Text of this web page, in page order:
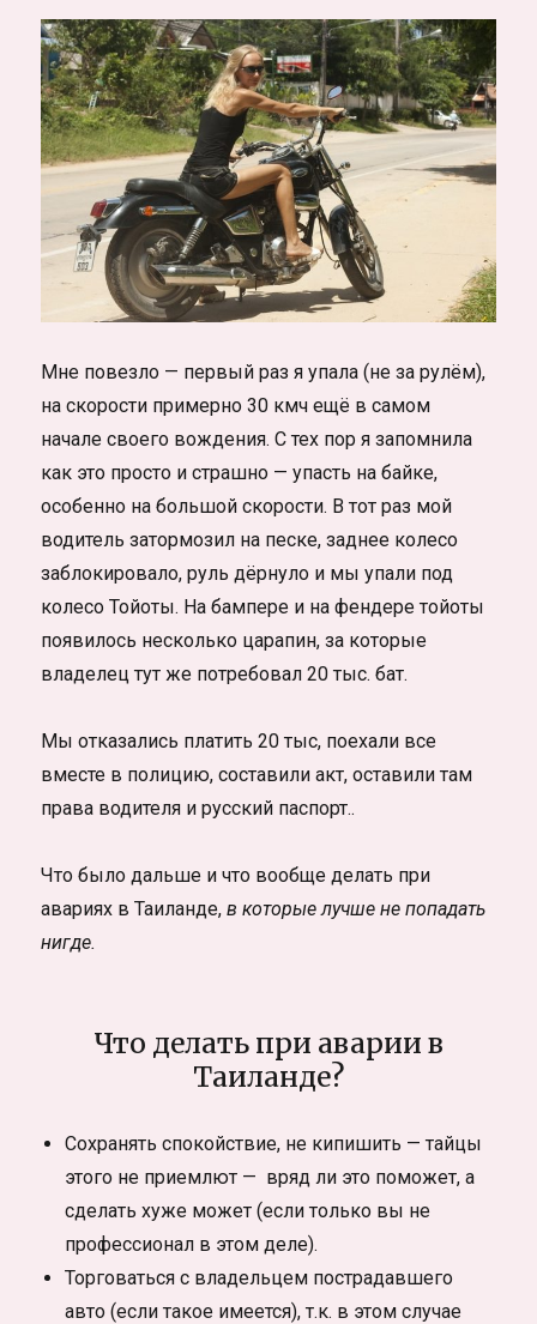
Вьетнам
Мне повезло — первый раз я упала (не за рулём),
на скорости примерно 30 кмч ещё в самом
начале своего вождения. С тех пор я запомнила
как это просто и страшно — упасть на байке,
особенно на большой скорости. В тот раз мой
водитель затормозил на песке, заднее колесо
заблокировало, руль дёрнуло и мы упали под
колесо Тойоты. На бампере и на фендере тойоты
появилось несколько царапин, за которые
владелец тут же потребовал 20 тыс. бат.
Мы отказались платить 20 тыс, поехали все
вместе в полицию, составили акт, оставили там
права водителя и русский паспорт..
Что было дальше и что вообще делать при
авариях в Таиланде,в которые лучше не попадать
нигде.
Что делать при аварии в
Таиланде?
Сохранять спокойствие, не кипишить — тайцы
этого не приемлют — вряд ли это поможет, а
сделать хуже может (если только вы не
профессионал в этом деле).
Торговаться с владельцем пострадавшего
авто (если такое имеется), т.к. в этом случае